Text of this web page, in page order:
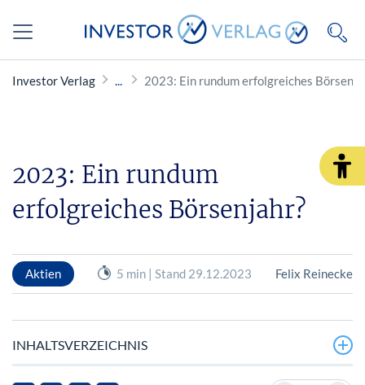
Investor Verlag 2023: Ein rundum erfolgreiches
2023: Ein rundum
erfolgreiches Börsenjahr?
Aktien 5 min | Stand 29.12.2023 Felix Reinecke
INHALTSVERZEICHNIS